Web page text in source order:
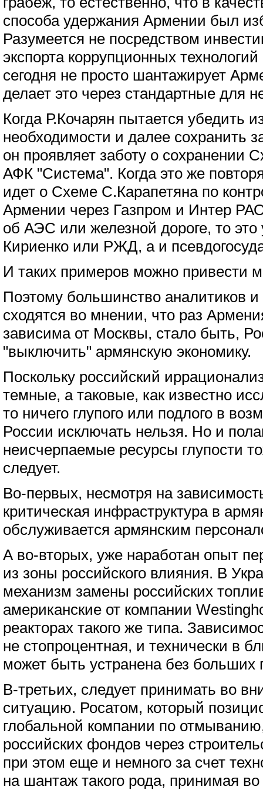
способа удержания Армении был
Разумеется не посредством
экспорта коррупционных
сегодня не просто шантажирует
делает это через стандартные для
Когда Р.Кочарян пытается убедить
необходимости и далее сохранить
он проявляет заботу о сохранении
АФК "Система". Когда это же
идет о Схеме С.Карапетяна по
Армении через Газпром и Интер
об АЭС или железной дороге, то
Кириенко или РЖД, а и
И таких примеров можно привести
Поэтому большинство аналитиков
сходятся во мнении, что раз
зависима от Москвы, стало быть,
"выключить" армянскую экономику.
Поскольку российский
темные, а таковые, как известно
то ничего глупого или подлого в
России исключать нельзя. Но и
неисчерпаемые ресурсы глупости
следует.
Во-первых, несмотря на
критическая инфраструктура в
обслуживается армянским
А во-вторых, уже наработан опыт
из зоны российского влияния. В
механизм замены российских
американские от компании
реакторах такого же типа.
не стопроцентная, и технически в
может быть устранена без больших
В-третьих, следует принимать во
ситуацию. Росатом, который
глобальной компании по
российских фондов через
при этом еще и немного за счет
на шантаж такого рода, принимая